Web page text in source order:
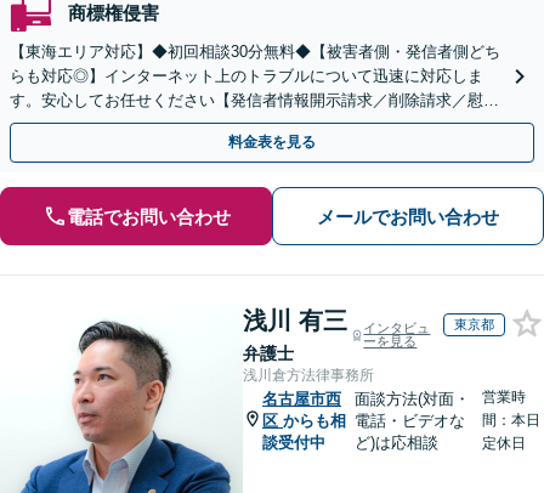
商標権侵害
【東海エリア対応】◆初回相談30分無料◆【被害者側・発信者側どち
らも対応◎】インターネット上のトラブルについて迅速に対応しま
す。安心してお任せください【発信者情報開示請求／削除請求／慰謝
料請求／意見照会への対応】
料金表を見る
電話でお問い合わせ メールでお問い合わせ
浅川 有三
弁護士
インタビュ
ーを見る
東京都
浅川倉方法律事務所
名古屋市西
区 からも相
談受付中
面談方法(対面・
電話・ビデオな
ど)は応相談
営業時
間：本日
定休日